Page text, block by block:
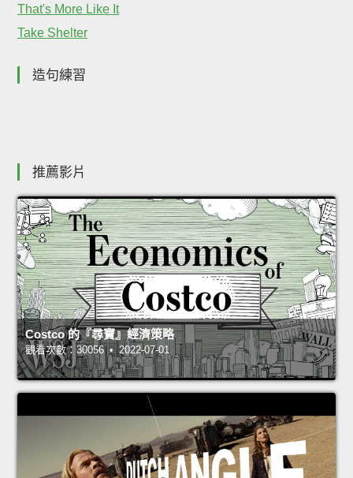
That's More Like It
Take Shelter
造句練習
推薦影片
Costco 的『尋寶』經濟策略
觀看次數：30056 • 2022-07-01